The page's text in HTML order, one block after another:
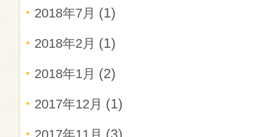
2018年7月 (1)
2018年2月 (1)
2018年1月 (2)
2017年12月 (1)